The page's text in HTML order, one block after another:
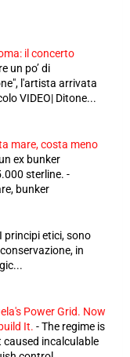
il concerto
un po’ di
l'artista arrivata
VIDEO| Ditone...
mare, costa meno
ex bunker
sterline. -
bunker
principi etici, sono
in
Power Grid. Now
It. -The regime is
incalculable